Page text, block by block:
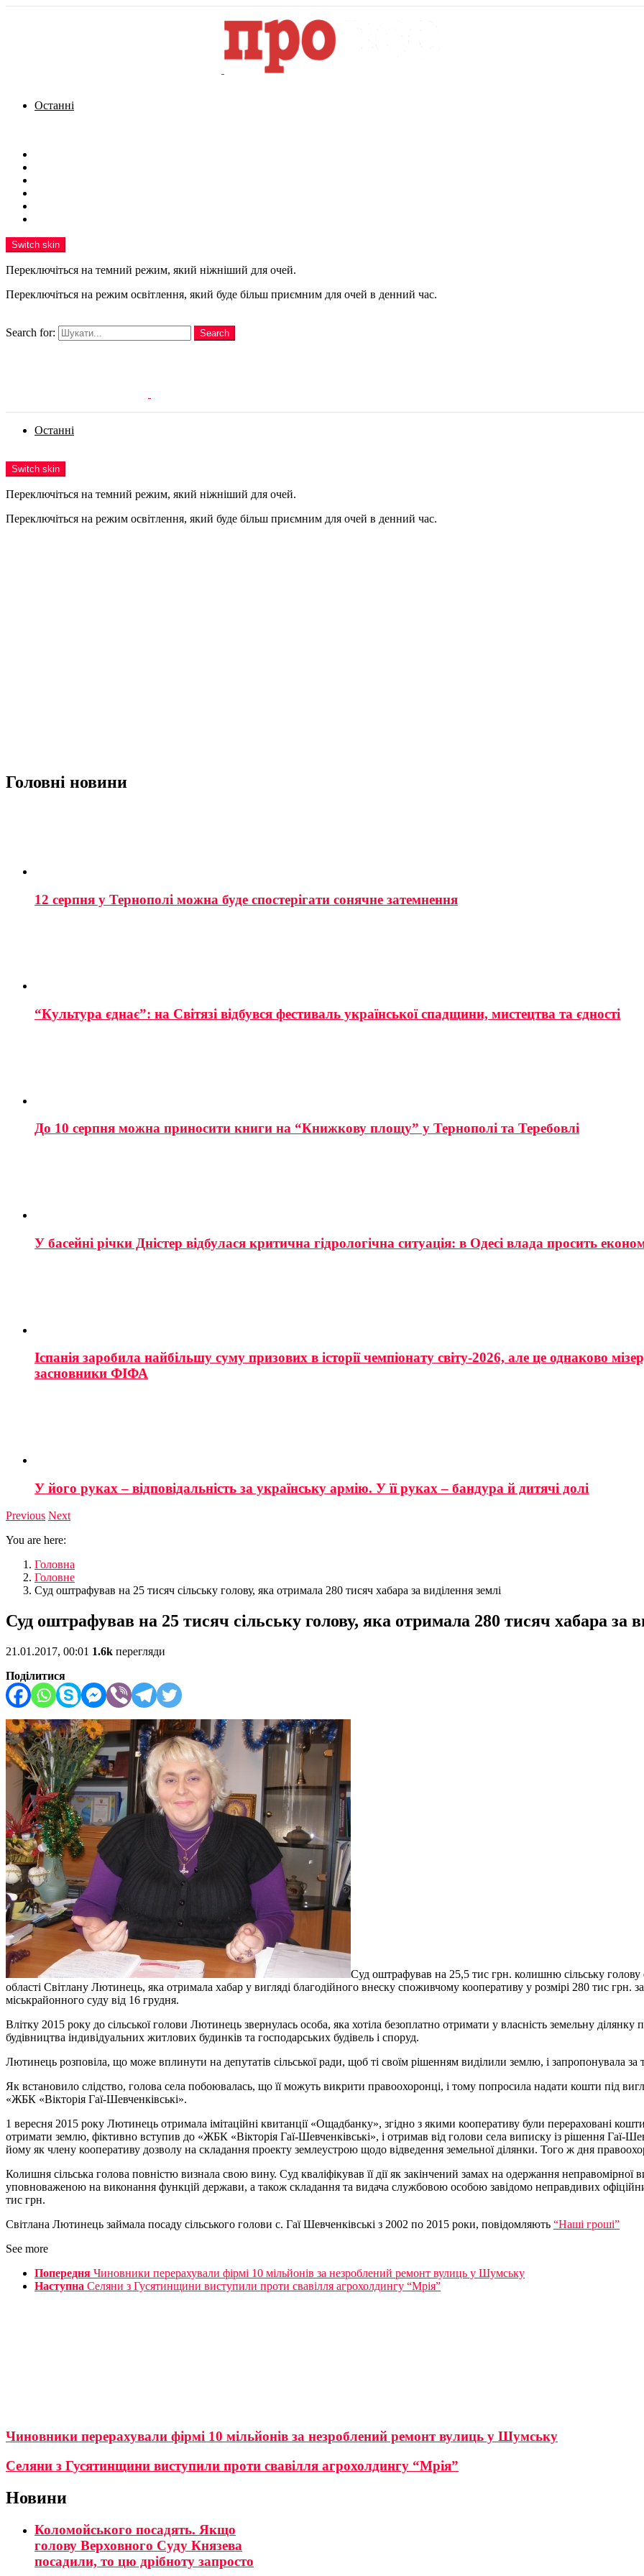
Останні
Switch skin
Переключіться на темний режим, який ніжніший для очей.
Переключіться на режим освітлення, який буде більш приємним для очей в денний час.
Search for:
Search
Останні
Switch skin
Переключіться на темний режим, який ніжніший для очей.
Переключіться на режим освітлення, який буде більш приємним для очей в денний час.
Головні новини
12 серпня у Тернополі можна буде спостерігати сонячне затемнення
“Культура єднає”: на Світязі відбувся фестиваль української спадщини, мистецтва та єдності
До 10 серпня можна приносити книги на “Книжкову площу” у Тернополі та Теребовлі
У басейні річки Дністер відбулася критична гідрологічна ситуація: в Одесі влада просить
Іспанія заробила найбільшу суму призових в історії чемпіонату світу-2026, але це однаково
засновники ФІФА
У його руках – відповідальність за українську армію. У її руках – бандура й дитячі долі
Previous Next
You are here:
Головна
Головне
Суд оштрафував на 25 тисяч сільську голову, яка отримала 280 тисяч хабара за виділення землі
Суд оштрафував на 25 тисяч сільську голову, яка отримала 280 тисяч хабара за
21.01.2017, 00:01 1.6k перегляди
Поділитися
Суд оштрафував на 25,5 тис грн. колишню сільську голову
області Світлану Лютинець, яка отримала хабар у вигляді благодійного внеску споживчому кооперативу у розмірі 280 тис грн.
міськрайонного суду від 16 грудня.
Влітку 2015 року до сільської голови Лютинець звернулась особа, яка хотіла безоплатно отримати у власність земельну ділянку
будівництва індивідуальних житлових будинків та господарських будівель і споруд.
Лютинець розповіла, що може вплинути на депутатів сільської ради, щоб ті своїм рішенням виділили землю, і запропонувала
Як встановило слідство, голова села побоювалась, що її можуть викрити правоохоронці, і тому попросила надати кошти під
«ЖБК «Вікторія Гаї-Шевченківські».
1 вересня 2015 року Лютинець отримала імітаційні квитанції «Ощадбанку», згідно з якими кооперативу були перераховані
отримати землю, фіктивно вступив до «ЖБК «Вікторія Гаї-Шевченківські», і отримав від голови села виписку із рішення Гаї-
йому як члену кооперативу дозволу на складання проекту землеустрою щодо відведення земельної ділянки. Того ж дня
Колишня сільська голова повністю визнала свою вину. Суд кваліфікував її дії як закінчений замах на одержання
уповноваженою на виконання функцій держави, а також складання та видача службовою особою завідомо неправдивих
тис грн.
Світлана Лютинець займала посаду сільського голови с. Гаї Шевченківські з 2002 по 2015 роки, повідомляють “Наші гроші”
See more
Попередня Чиновники перерахували фірмі 10 мільйонів за незроблений ремонт вулиць у Шумську
Наступна Селяни з Гусятинщини виступили проти свавілля агрохолдингу “Мрія”
Чиновники перерахували фірмі 10 мільйонів за незроблений ремонт вулиць у Шумську
Селяни з Гусятинщини виступили проти свавілля агрохолдингу “Мрія”
Новини
Коломойського посадять. Якщо
голову Верховного Суду Князева
посадили, то цю дрібноту запросто